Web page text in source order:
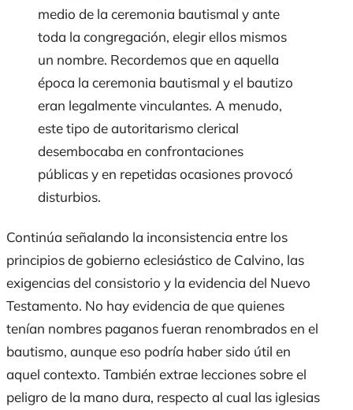
medio de la ceremonia bautismal y ante
toda la congregación, elegir ellos mismos
un nombre. Recordemos que en aquella
época la ceremonia bautismal y el bautizo
eran legalmente vinculantes. A menudo,
este tipo de autoritarismo clerical
desembocaba en confrontaciones
públicas y en repetidas ocasiones provocó
disturbios.
Continúa señalando la inconsistencia entre los
principios de gobierno eclesiástico de Calvino, las
exigencias del consistorio y la evidencia del Nuevo
Testamento. No hay evidencia de que quienes
tenían nombres paganos fueran renombrados en el
bautismo, aunque eso podría haber sido útil en
aquel contexto. También extrae lecciones sobre el
peligro de la mano dura, respecto al cual las iglesias